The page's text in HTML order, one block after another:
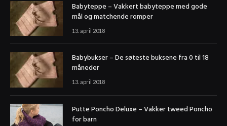
Babyteppe – Vakkert babyteppe med gode
mål og matchende romper
13. april 2018
Babybukser – De søteste buksene fra 0 til 18
måneder
13. april 2018
Putte Poncho Deluxe – Vakker tweed Poncho
for barn